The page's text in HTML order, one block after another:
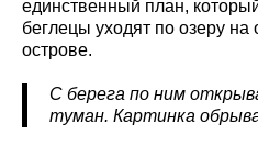
единственный план,
беглецы уходят по озеру
острове.
С берега по ним
туман. Картинка